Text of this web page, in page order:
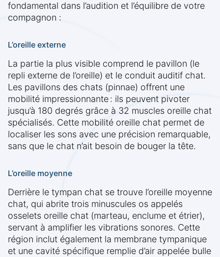
fondamental dans l’audition et l’équilibre de votre
compagnon :
L’oreille externe
La partie la plus visible comprend le pavillon (le
repli externe de l’oreille) et le conduit auditif chat.
Les pavillons des chats (pinnae) offrent une
mobilité impressionnante : ils peuvent pivoter
jusqu’à 180 degrés grâce à 32 muscles oreille chat
spécialisés. Cette mobilité oreille chat permet de
localiser les sons avec une précision remarquable,
sans que le chat n’ait besoin de bouger la tête.
L’oreille moyenne
Derrière le tympan chat se trouve l’oreille moyenne
chat, qui abrite trois minuscules os appelés
osselets oreille chat (marteau, enclume et étrier),
servant à amplifier les vibrations sonores. Cette
région inclut également la membrane tympanique
et une cavité spécifique remplie d’air appelée bulle